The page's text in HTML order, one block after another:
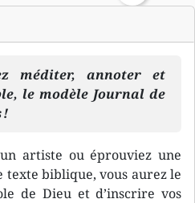
méditer, annoter et
le modèle Journal de
!
artiste ou éprouviez une
texte biblique, vous aurez le
de Dieu et d’inscrire vos